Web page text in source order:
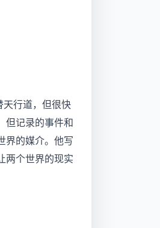
天行道，但很快
但记录的事件和
界的媒介。他写
两个世界的现实